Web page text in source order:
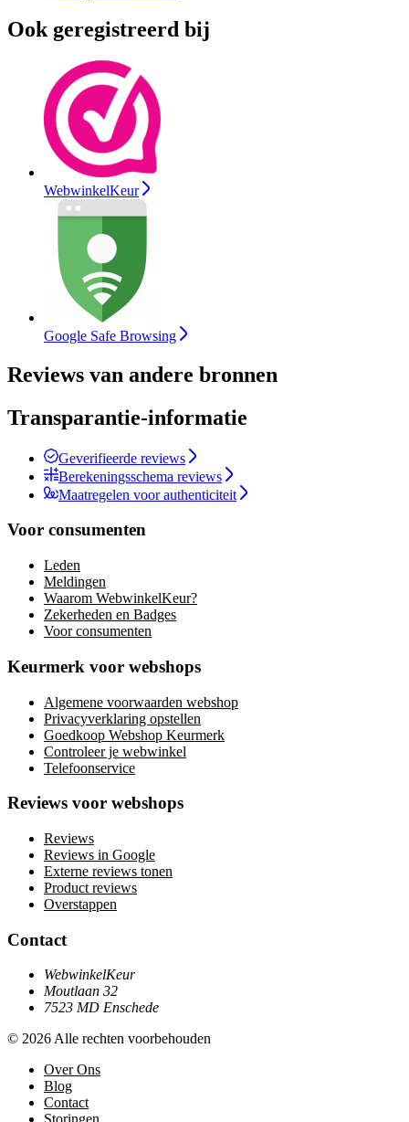
Ook geregistreerd bij
WebwinkelKeur
Google Safe Browsing
Reviews van andere bronnen
Transparantie-informatie
Geverifieerde reviews
Berekeningsschema reviews
Maatregelen voor authenticiteit
Voor consumenten
Leden
Meldingen
Waarom WebwinkelKeur?
Zekerheden en Badges
Voor consumenten
Keurmerk voor webshops
Algemene voorwaarden webshop
Privacyverklaring opstellen
Goedkoop Webshop Keurmerk
Controleer je webwinkel
Telefoonservice
Reviews voor webshops
Reviews
Reviews in Google
Externe reviews tonen
Product reviews
Overstappen
Contact
WebwinkelKeur
Moutlaan 32
7523 MD Enschede
© 2026 Alle rechten voorbehouden
Over Ons
Blog
Contact